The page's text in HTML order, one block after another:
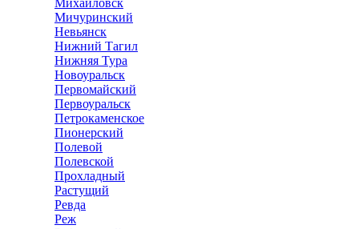
Михайловск
Мичуринский
Невьянск
Нижний Тагил
Нижняя Тура
Новоуральск
Первомайский
Первоуральск
Петрокаменское
Пионерский
Полевой
Полевской
Прохладный
Растущий
Ревда
Реж